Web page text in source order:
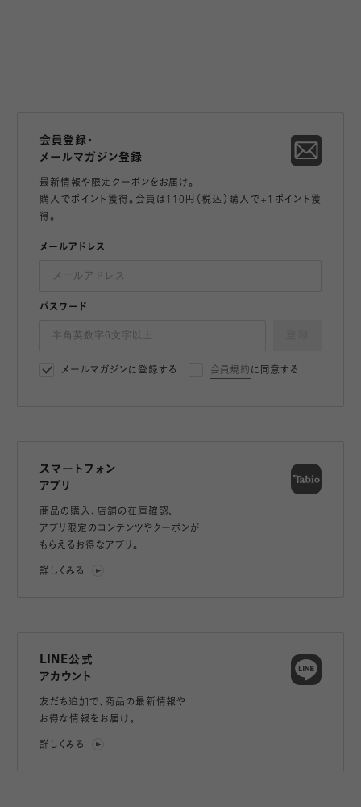
会員登録・
メールマガジン登録
最新情報や限定クーポンをお届け。
購入でポイント獲得。会員は110円（税込）購入で+1ポイント獲
得。
メールアドレス
パスワード
メールマガジンに登録する 会員規約 に同意する
スマートフォン
アプリ
商品の購入、店舗の在庫確認、
アプリ限定のコンテンツやクーポンが
もらえるお得なアプリ。
詳しくみる
LINE公式
アカウント
友だち追加で、 商品の最新情報や
お得な情報をお届け。
詳しくみる